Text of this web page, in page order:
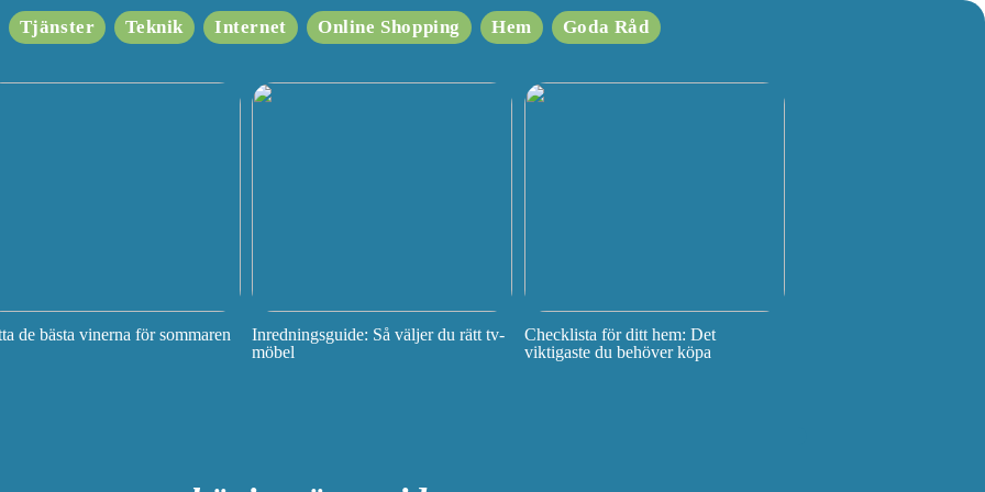
Tjänster Teknik Internet Online Shopping Hem Goda Råd
de bästa vinerna för sommaren
Inredningsguide: Så väljer du rätt tv-
möbel
Checklista för ditt hem: Det
viktigaste du behöver köpa